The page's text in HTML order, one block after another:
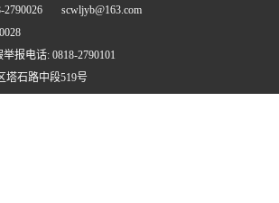
scwljyb@163.com
报电话: 0818-2790101
塔石路中段519号